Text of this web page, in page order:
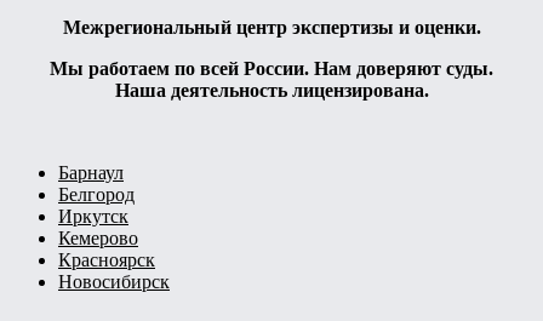
Межрегиональный центр экспертизы и оценки.
Мы работаем по всей России. Нам доверяют суды.
Наша деятельность лицензирована.
Барнаул
Белгород
Иркутск
Кемерово
Красноярск
Новосибирск